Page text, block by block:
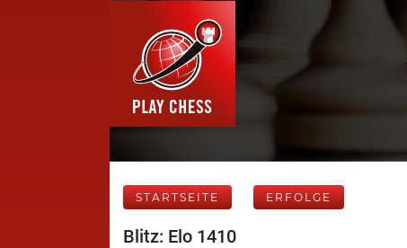
STARTSEITE ERFOLGE
Blitz: Elo 1410